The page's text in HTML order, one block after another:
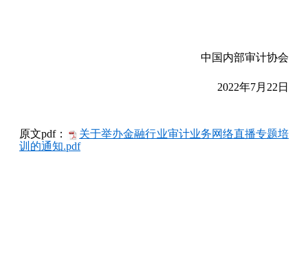
中国内部审计协会
2022年7月22日
原文pdf：
关于举办金融行业审计业务网络直播专题培
训的通知.pdf